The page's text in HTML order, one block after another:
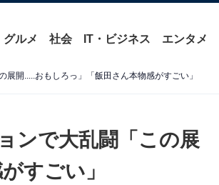
グルメ 社会 IT・ビジネス エンタメ
開.....おもしろっ」「飯田さん本物感がすごい」
ンで大乱闘「この展
すごい」